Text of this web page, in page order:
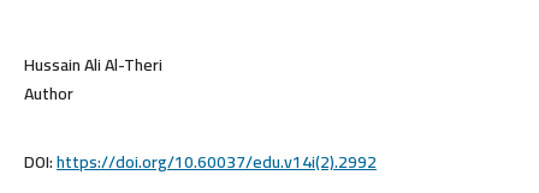
Hussain Ali Al-Theri
Author
DOI:https://doi.org/10.60037/edu.v14i(2).2992